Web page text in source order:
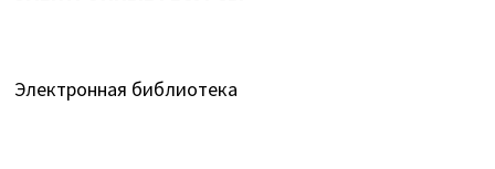
Электронная библиотека